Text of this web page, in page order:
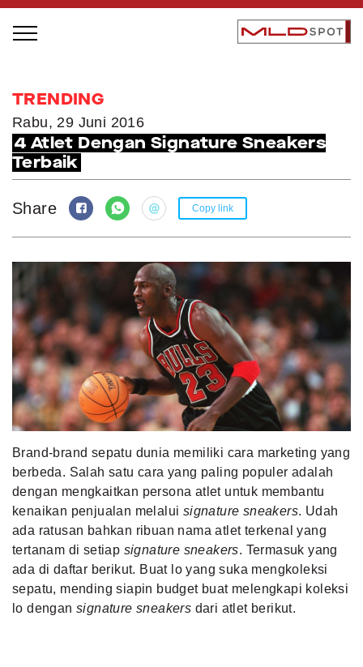
LOCAL GREATNESS
INSPIRING PEOPLE
INSPIRING PRODUCTS
INSPIRING PLACES
INSPIRING COMMUNITIES
TRENDING
EVENTS
MLDPODCAST
VIDEOS
MLDPOINTS
TRENDING
Rabu, 29 Juni 2016
4 Atlet Dengan Signature Sneakers
Terbaik
Share Copy link
Brand-brand sepatu dunia memiliki cara marketing yang
berbeda. Salah satu cara yang paling populer adalah
dengan mengkaitkan persona atlet untuk membantu
kenaikan penjualan melalui signature sneakers. Udah
ada ratusan bahkan ribuan nama atlet terkenal yang
tertanam di setiap signature sneakers. Termasuk yang
ada di daftar berikut. Buat lo yang suka mengkoleksi
sepatu, mending siapin budget buat melengkapi koleksi
lo dengansignature sneakers dari atlet berikut.